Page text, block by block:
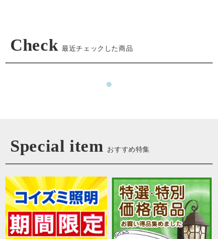
Check 最近チェックした商品
Special item おすすめ特集